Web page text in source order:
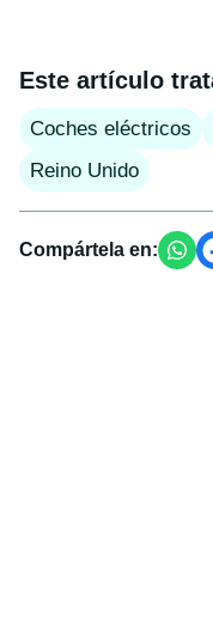
Este artículo
Coches eléctricos
Reino Unido
Compártela en: